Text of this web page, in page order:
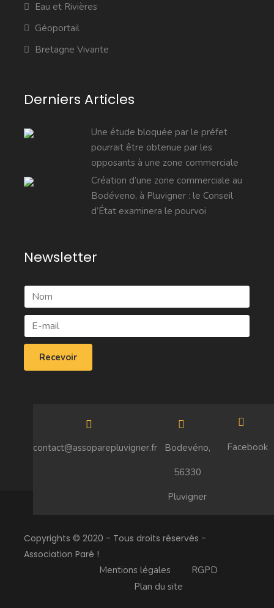
Eau et Rivières
Géoportail
Bretagne Vivante
Derniers Articles
Une étude bloquée par le préfet
pourrait être obtenue par les
opposants à une zone commerciale
Création d’une zone commerciale au
Bodéveno, à Pluvigner : le Conseil
d’État examinera le pourvoi
Newsletter
contact@assoparepluvigner.fr
Bodevéno,
56330
Pluvigner
Facebook
Copyrights © 2020 - Tous droits réservés -
Association Paré !
Mentions légales
RGPD
Plan du site